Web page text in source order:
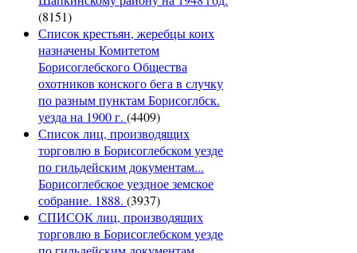
(8151)
Список крестьян, жеребцы коих
назначены Комитетом
Борисоглебского Общества
охотников конского бега в случку
по разным пунктам Борисоглбск.
уезда на 1900 г. (4409)
Список лиц, производящих
торговлю в Борисоглебском уезде
по гильдейским документам...
Борисоглебское уездное земское
собрание. 1888. (3937)
СПИСОК лиц, производящих
торговлю в Борисоглебском уезде